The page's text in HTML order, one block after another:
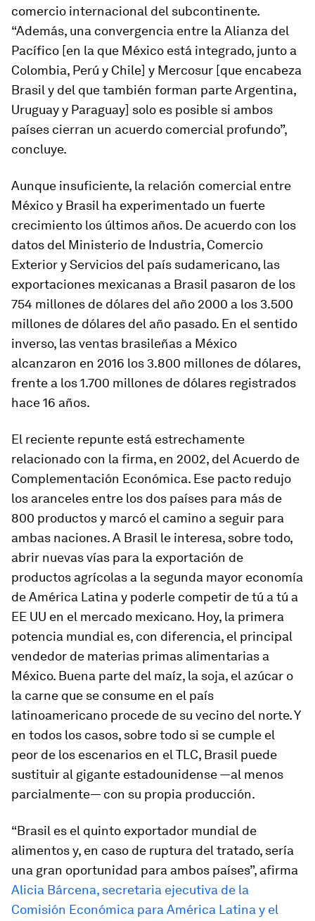
comercio internacional del subcontinente.
“Además, una convergencia entre la Alianza del
Pacífico [en la que México está integrado, junto a
Colombia, Perú y Chile] y Mercosur [que encabeza
Brasil y del que también forman parte Argentina,
Uruguay y Paraguay] solo es posible si ambos
países cierran un acuerdo comercial profundo”,
concluye.
Aunque insuficiente, la relación comercial entre
México y Brasil ha experimentado un fuerte
crecimiento los últimos años. De acuerdo con los
datos del Ministerio de Industria, Comercio
Exterior y Servicios del país sudamericano, las
exportaciones mexicanas a Brasil pasaron de los
754 millones de dólares del año 2000 a los 3.500
millones de dólares del año pasado. En el sentido
inverso, las ventas brasileñas a México
alcanzaron en 2016 los 3.800 millones de dólares,
frente a los 1.700 millones de dólares registrados
hace 16 años.
El reciente repunte está estrechamente
relacionado con la firma, en 2002, del Acuerdo de
Complementación Económica. Ese pacto redujo
los aranceles entre los dos países para más de
800 productos y marcó el camino a seguir para
ambas naciones. A Brasil le interesa, sobre todo,
abrir nuevas vías para la exportación de
productos agrícolas a la segunda mayor economía
de América Latina y poderle competir de tú a tú a
EE UU en el mercado mexicano. Hoy, la primera
potencia mundial es, con diferencia, el principal
vendedor de materias primas alimentarias a
México. Buena parte del maíz, la soja, el azúcar o
la carne que se consume en el país
latinoamericano procede de su vecino del norte. Y
en todos los casos, sobre todo si se cumple el
peor de los escenarios en el TLC, Brasil puede
sustituir al gigante estadounidense —al menos
parcialmente— con su propia producción.
“Brasil es el quinto exportador mundial de
alimentos y, en caso de ruptura del tratado, sería
una gran oportunidad para ambos países”, afirma
Alicia Bárcena, secretaria ejecutiva de la
Comisión Económica para América Latina y el